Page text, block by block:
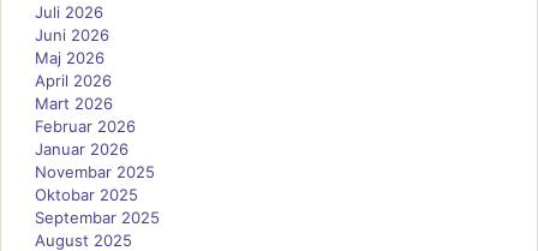
Juli 2026
Juni 2026
Maj 2026
April 2026
Mart 2026
Februar 2026
Januar 2026
Novembar 2025
Oktobar 2025
Septembar 2025
August 2025